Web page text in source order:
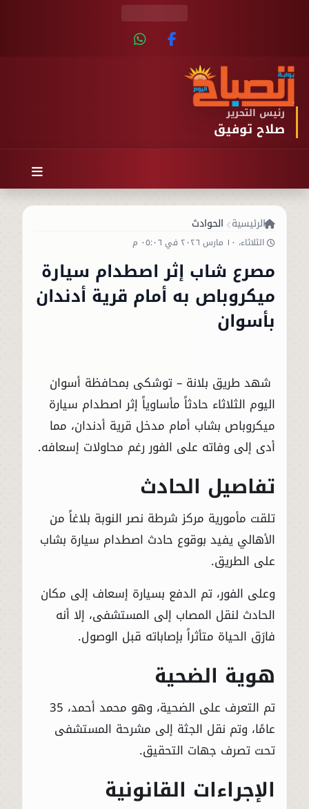
رئيس التحرير
صلاح توفيق
الرئيسية الحوادث
الثلاثاء، ١٠ مارس ٢٠٢٦ في ٠٥:٠٦ م
مصرع شاب إثر اصطدام سيارة
ميكروباص به أمام قرية أدندان
بأسوان
شهد طريق بلانة – توشكى بمحافظة أسوان
اليوم الثلاثاء حادثاً مأساوياً إثر اصطدام سيارة
ميكروباص بشاب أمام مدخل قرية أدندان، مما
أدى إلى وفاته على الفور رغم محاولات إسعافه.
تفاصيل الحادث
تلقت مأمورية مركز شرطة نصر النوبة بلاغاً من
الأهالي يفيد بوقوع حادث اصطدام سيارة بشاب
على الطريق.
وعلى الفور، تم الدفع بسيارة إسعاف إلى مكان
الحادث لنقل المصاب إلى المستشفى، إلا أنه
فارَق الحياة متأثراً بإصاباته قبل الوصول.
هوية الضحية
تم التعرف على الضحية، وهو محمد أحمد، 35
عامًا، وتم نقل الجثة إلى مشرحة المستشفى
تحت تصرف جهات التحقيق.
الإجراءات القانونية